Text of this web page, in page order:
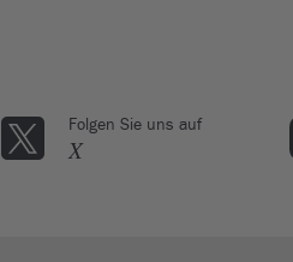
Folgen Sie uns auf
X